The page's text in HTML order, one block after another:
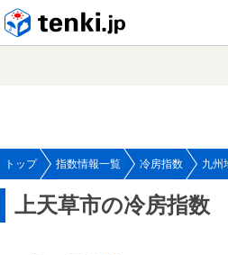
トップ 指数情報一覧 冷房指数 九州
上天草市の冷房指数